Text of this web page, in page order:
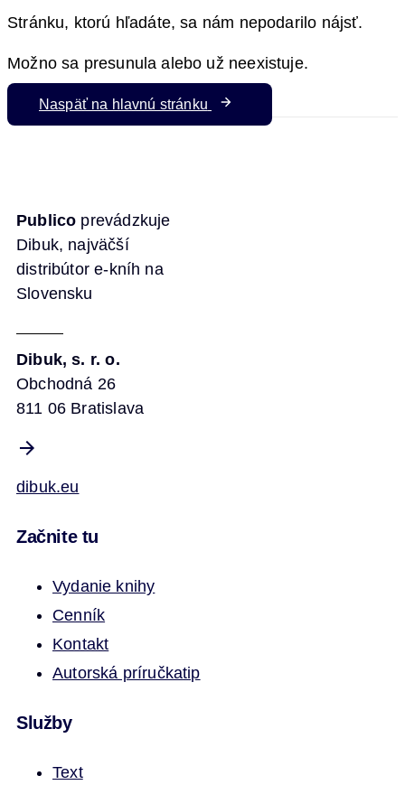
Stránku, ktorú hľadáte, sa nám nepodarilo nájsť.
Možno sa presunula alebo už neexistuje.
Naspäť na hlavnú stránku
Publico prevádzkuje
Dibuk, najväčší
distribútor e-kníh na
Slovensku
Dibuk, s. r. o.
Obchodná 26
811 06 Bratislava
dibuk.eu
Začnite tu
Vydanie knihy
Cenník
Kontakt
Autorská príručkatip
Služby
Text